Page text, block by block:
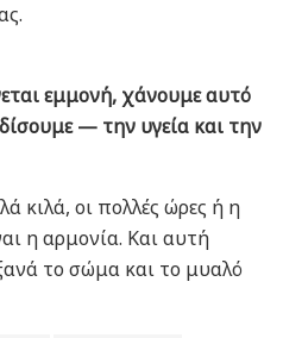
εμμονή, χάνουμε αυτό
— την υγεία και την
κιλά, οι πολλές ώρες ή η
η αρμονία. Και αυτή
το σώμα και το μυαλό